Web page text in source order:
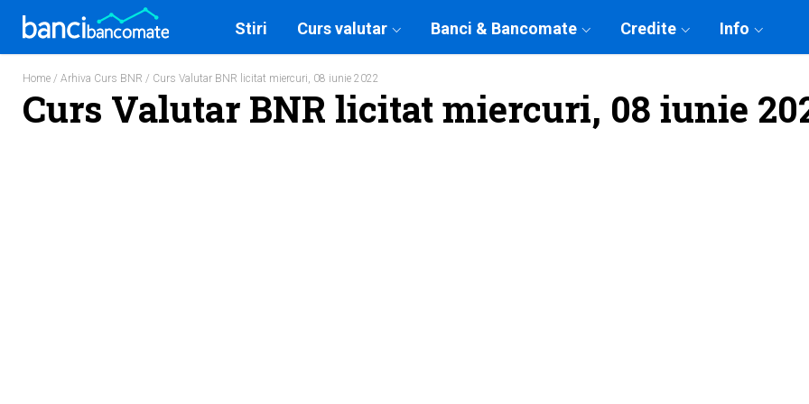
Stiri Curs valutar Banci & Bancomate Credite Info
Home / Arhiva Curs BNR / Curs Valutar BNR licitat miercuri, 08 iunie 2022
Curs Valutar BNR licitat miercuri, 08 iunie